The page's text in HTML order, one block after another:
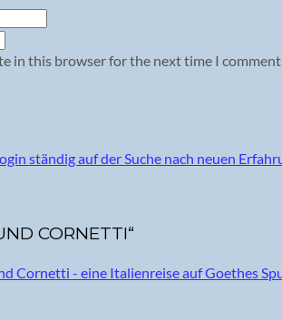
in this browser for the next time I comment.
CORNETTI“